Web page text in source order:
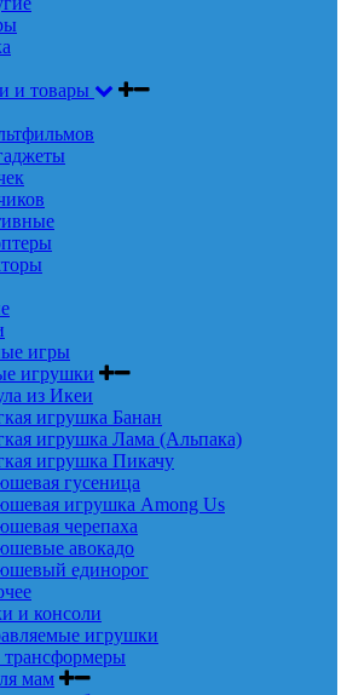
и товары
игры
игрушки
из Икеи
игрушка Банан
игрушка Лама (Альпака)
игрушка Пикачу
гусеница
игрушка Among Us
черепаха
авокадо
единорог
и консоли
игрушки
мам